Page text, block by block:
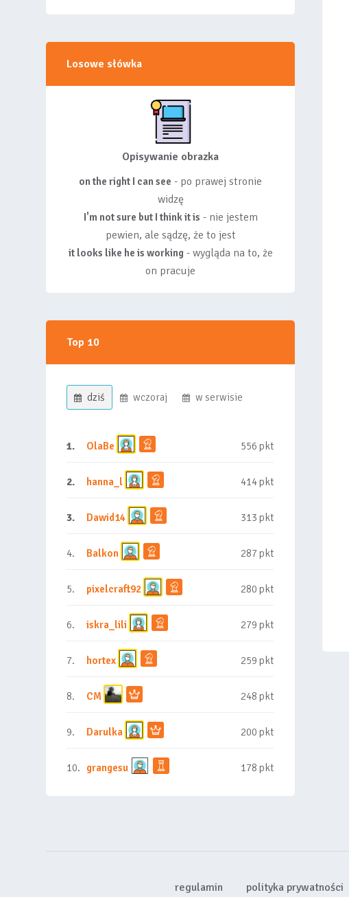
Losowe słówka
Opisywanie obrazka
on the right I can see - po prawej stronie
widzę
I'm not sure but I think it is - nie jestem
pewien, ale sądzę, że to jest
it looks like he is working- wygląda na to, że
on pracuje
Top 10
dziś wczoraj w serwisie
1. OlaBe 556 pkt
2. hanna_l 414 pkt
3. Dawid14 313 pkt
4. Balkon 287 pkt
5. pixelcraft92 280 pkt
6. iskra_lili 279 pkt
7. hortex 259 pkt
8. CM 248 pkt
9. Darulka 200 pkt
10. grangesu 178 pkt
regulamin polityka prywatności